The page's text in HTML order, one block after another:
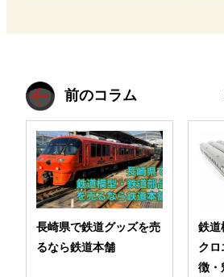
前のコラム
長崎県で鉄道グッズを売
るなら鉄道本舗
鉄道
クロ
徴・